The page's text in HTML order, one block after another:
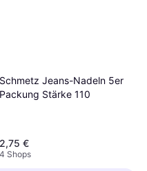
Schmetz Jeans-Nadeln 5er
Packung Stärke 110
2,75 €
4 Shops